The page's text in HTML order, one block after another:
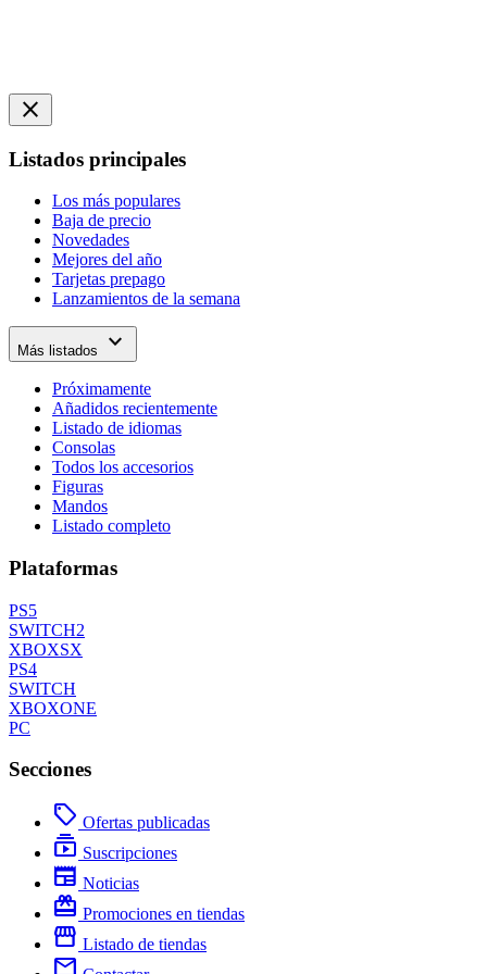
close
Listados principales
Los más populares
Baja de precio
Novedades
Mejores del año
Tarjetas prepago
Lanzamientos de la semana
Más listados expand_more
Próximamente
Añadidos recientemente
Listado de idiomas
Consolas
Todos los accesorios
Figuras
Mandos
Listado completo
Plataformas
PS5
SWITCH2
XBOXSX
PS4
SWITCH
XBOXONE
PC
Secciones
local_offer Ofertas publicadas
subscriptions Suscripciones
newspaper Noticias
redeem Promociones en tiendas
storefront Listado de tiendas
mail